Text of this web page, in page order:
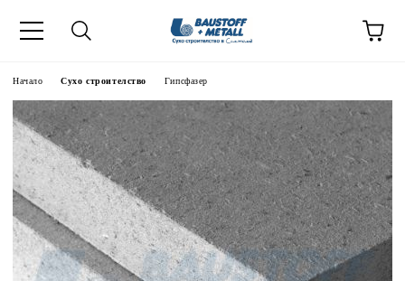
Начало Сухо строителство Гипсфазер